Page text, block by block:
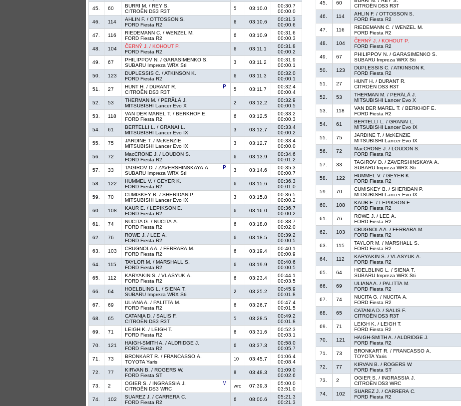
45.
60
BURRI M. / REY S.
CITROËN DS3 R3T
5 03:10.0
00:30.7
00:00.0
46.
114
AHLIN F. / OTTOSSON S.
FORD Fiesta R2
6 03:10.6
00:31.3
00:00.6
47.
116
RIEDEMANN C. / WENZEL M.
FORD Fiesta R2
6 03:10.9
00:31.6
00:00.3
48.
104
ČERNÝ J. / KOHOUT P.
FORD Fiesta R2
6 03:11.1
00:31.8
00:00.2
49.
67
PHILIPPOV N. / GARASIMENKO S.
SUBARU Impreza WRX Sti
3 03:11.2
00:31.9
00:00.1
50.
123
DUPLESSIS C. / ATKINSON K.
FORD Fiesta R2
6 03:11.3
00:32.0
00:00.1
51.
27
HUNT H. / DURANT R.
CITROËN DS3 R3T
5 03:11.7
00:32.4
00:00.4
52.
53
THERMAN M. / PERÄLÄ J.
MITSUBISHI Lancer Evo X
2 03:12.2
00:32.9
00:00.5
53.
118
VAN DER MAREL T. / BERKHOF E.
FORD Fiesta R2
6 03:12.5
00:33.2
00:00.3
54.
61
BERTELLI L. / GRANAI L.
MITSUBISHI Lancer Evo IX
3 03:12.7
00:33.4
00:00.2
55.
75
JARDINE T. / McKENZIE
MITSUBISHI Lancer Evo IX
3 03:12.7
00:33.4
00:00.0
56.
72
MacCRONE J. / LOUDON S.
FORD Fiesta R2
6 03:13.9
00:34.6
00:01.2
57.
33
TAGIROV D. / ZAVERSHINSKAYA A.
SUBARU Impreza WRX Sti
3 03:14.6
00:35.3
00:00.7
58.
122
HUMMEL V. / GEYER K.
FORD Fiesta R2
6 03:15.6
00:36.3
00:01.0
59.
70
CUMISKEY B. / SHERIDAN P.
MITSUBISHI Lancer Evo IX
3 03:15.8
00:36.5
00:00.2
60.
108
KAUR E. / LEPIKSON E.
FORD Fiesta R2
6 03:16.0
00:36.7
00:00.2
61.
74
NUCITA G. / NUCITA A.
FORD Fiesta R2
6 03:18.0
00:38.7
00:02.0
62.
76
ROWE J. / LEE A.
FORD Fiesta R2
6 03:18.5
00:39.2
00:00.5
63.
103
CRUGNOLA A. / FERRARA M.
FORD Fiesta R2
6 03:19.4
00:40.1
00:00.9
64.
115
TAYLOR M. / MARSHALL S.
FORD Fiesta R2
6 03:19.9
00:40.6
00:00.5
65.
112
KARYAKIN S. / VLASYUK A.
FORD Fiesta R2
6 03:23.4
00:44.1
00:03.5
66.
64
HOELBLING L. / SIENA T.
SUBARU Impreza WRX Sti
2 03:25.2
00:45.9
00:01.8
67.
69
ULIANA A. / PALITTA M.
FORD Fiesta R2
6 03:26.7
00:47.4
00:01.5
68.
65
CATANIA D. / SALIS F.
CITROËN DS3 R3T
5 03:28.5
00:49.2
00:01.8
69.
71
LEIGH K. / LEIGH T.
FORD Fiesta R2
6 03:31.6
00:52.3
00:03.1
70.
121
HAIGH-SMITH A. / ALDRIDGE J.
FORD Fiesta R2
6 03:37.3
00:58.0
00:05.7
71.
73
BRONKART R. / FRANCASSO A.
TOYOTA Yaris
10 03:45.7
01:06.4
00:08.4
72.
77
KIRVAN B. / ROGERS W.
FORD Fiesta ST
8 03:48.3
01:09.0
00:02.6
73.
2
OGIER S. / INGRASSIA J.
CITROËN DS3 WRC
wrc 07:39.3
05:00.0
03:51.0
74.
102
SUAREZ J. / CARRERA C.
FORD Fiesta R2
6 08:00.6
05:21.3
00:21.3
45.
60
CITROËN DS3 R3T
46.
114
AHLIN F. / OTTOSSON S.
FORD Fiesta R2
47.
116
RIEDEMANN C. / WENZEL M.
FORD Fiesta R2
48.
104
ČERNÝ J. / KOHOUT P.
FORD Fiesta R2
49.
67
PHILIPPOV N. / GARASIMENKO S.
SUBARU Impreza WRX Sti
50.
123
DUPLESSIS C. / ATKINSON K.
FORD Fiesta R2
51.
27
HUNT H. / DURANT R.
CITROËN DS3 R3T
52.
53
THERMAN M. / PERÄLÄ J.
MITSUBISHI Lancer Evo X
53.
118
VAN DER MAREL T. / BERKHOF E.
FORD Fiesta R2
54.
61
BERTELLI L. / GRANAI L.
MITSUBISHI Lancer Evo IX
55.
75
JARDINE T. / McKENZIE
MITSUBISHI Lancer Evo IX
56.
72
MacCRONE J. / LOUDON S.
FORD Fiesta R2
57.
33
TAGIROV D. / ZAVERSHINSKAYA A.
SUBARU Impreza WRX Sti
58.
122
HUMMEL V. / GEYER K.
FORD Fiesta R2
59.
70
CUMISKEY B. / SHERIDAN P.
MITSUBISHI Lancer Evo IX
60.
108
KAUR E. / LEPIKSON E.
FORD Fiesta R2
61.
76
ROWE J. / LEE A.
FORD Fiesta R2
62.
103
CRUGNOLA A. / FERRARA M.
FORD Fiesta R2
63.
115
TAYLOR M. / MARSHALL S.
FORD Fiesta R2
64.
112
KARYAKIN S. / VLASYUK A.
FORD Fiesta R2
65.
64
HOELBLING L. / SIENA T.
SUBARU Impreza WRX Sti
66.
69
ULIANA A. / PALITTA M.
FORD Fiesta R2
67.
74
NUCITA G. / NUCITA A.
FORD Fiesta R2
68.
65
CATANIA D. / SALIS F.
CITROËN DS3 R3T
69.
71
LEIGH K. / LEIGH T.
FORD Fiesta R2
70.
121
HAIGH-SMITH A. / ALDRIDGE J.
FORD Fiesta R2
71.
73
BRONKART R. / FRANCASSO A.
TOYOTA Yaris
72.
77
KIRVAN B. / ROGERS W.
FORD Fiesta ST
73.
2
OGIER S. / INGRASSIA J.
CITROËN DS3 WRC
74.
102
SUAREZ J. / CARRERA C.
FORD Fiesta R2